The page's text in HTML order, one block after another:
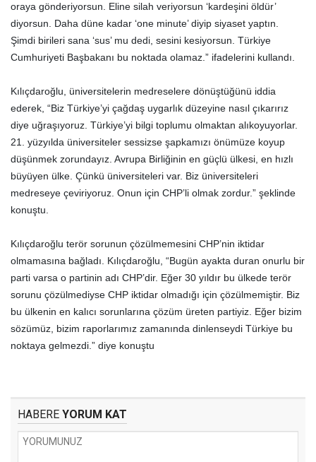
oraya gönderiyorsun. Eline silah veriyorsun ‘kardeşini öldür’
diyorsun. Daha düne kadar ‘one minute’ diyip siyaset yaptın.
Şimdi birileri sana ‘sus’ mu dedi, sesini kesiyorsun. Türkiye
Cumhuriyeti Başbakanı bu noktada olamaz.” ifadelerini kullandı.
Kılıçdaroğlu, üniversitelerin medreselere dönüştüğünü iddia
ederek, “Biz Türkiye’yi çağdaş uygarlık düzeyine nasıl çıkarırız
diye uğraşıyoruz. Türkiye’yi bilgi toplumu olmaktan alıkoyuyorlar.
21. yüzyılda üniversiteler sessizse şapkamızı önümüze koyup
düşünmek zorundayız. Avrupa Birliğinin en güçlü ülkesi, en hızlı
büyüyen ülke. Çünkü üniversiteleri var. Biz üniversiteleri
medreseye çeviriyoruz. Onun için CHP’li olmak zordur.” şeklinde
konuştu.
Kılıçdaroğlu terör sorunun çözülmemesini CHP’nin iktidar
olmamasına bağladı. Kılıçdaroğlu, “Bugün ayakta duran onurlu bir
parti varsa o partinin adı CHP’dir. Eğer 30 yıldır bu ülkede terör
sorunu çözülmediyse CHP iktidar olmadığı için çözülmemiştir. Biz
bu ülkenin en kalıcı sorunlarına çözüm üreten partiyiz. Eğer bizim
sözümüz, bizim raporlarımız zamanında dinlenseydi Türkiye bu
noktaya gelmezdi.” diye konuştu
HABERE YORUM KAT